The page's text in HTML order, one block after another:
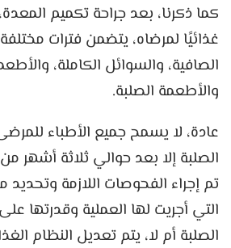
كما ذكرنا، بعد جراحة تكميم
غذائيًا لمرضاه، يتضمن فترات
الصافية، والسوائل الكاملة،
والأطعمة الصلبة.
عادة، لا يسمح جميع الأطباء
الصلبة إلا بعد حوالي ثلاثة أشهر
تم إجراء الفحوصات اللازمة
التي أجريت لها العملية وقدرتها
الصلبة أم لا، يتم تعديل النظام